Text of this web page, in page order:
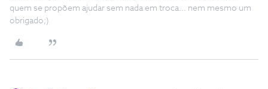
quem se propõem ajudar sem nada em troca... nem mesmo um
obrigado;)